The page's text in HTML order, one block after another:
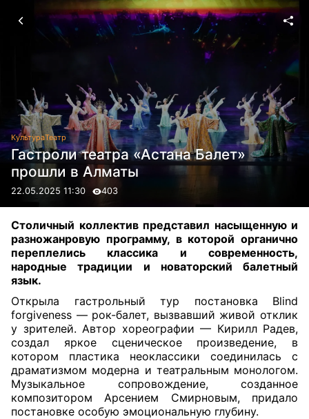
КультураТеатр
Гастроли театра «Астана Балет»
прошли в Алматы
22.05.2025 11:30 403
Столичный коллектив представил насыщенную и
разножанровую программу, в которой органично
переплелись классика и современность,
народные традиции и новаторский балетный
язык.
Открыла гастрольный тур постановка Blind
forgiveness — рок-балет, вызвавший живой отклик
у зрителей. Автор хореографии — Кирилл Радев,
создал яркое сценическое произведение, в
котором пластика неоклассики соединилась с
драматизмом модерна и театральным монологом.
Музыкальное сопровождение, созданное
композитором Арсением Смирновым, придало
постановке особую эмоциональную глубину.